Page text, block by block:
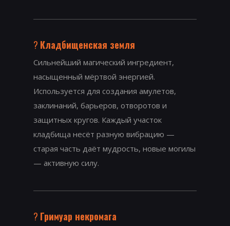
? Кладбищенская земля
Сильнейший магический ингредиент,
насыщенный мёртвой энергией.
Используется для создания амулетов,
заклинаний, барьеров, отворотов и
защитных кругов. Каждый участок
кладбища несёт разную вибрацию —
старая часть даёт мудрость, новые могилы
— активную силу.
? Гримуар некромага